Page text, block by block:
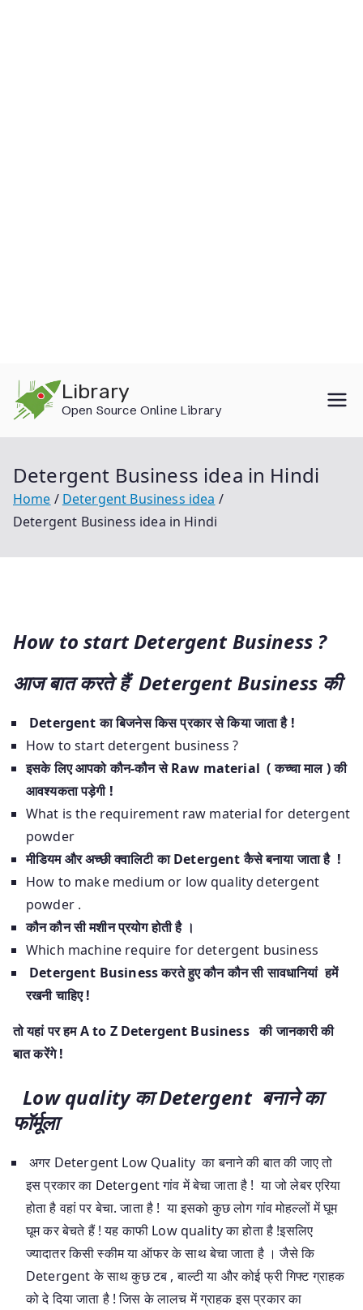
content
Library
Open Source Online Library
Detergent Business idea in Hindi
Home
Detergent Business idea
Detergent Business idea in Hindi
How to start Detergent Business ?
आज बात करते हैं Detergent Business की
Detergent का बिजनेस किस प्रकार से किया जाता है !
How to start detergent business ?
इसके लिए आपको कौन-कौन से Raw material (कच्चा माल ) की
आवश्यकता पड़ेगी !
What is the requirement raw material for detergent
powder
मीडियम और अच्छी क्वालिटी का Detergent कैसे बनाया जाता है !
How to make medium or low quality detergent
powder .
कौन कौन सी मशीन प्रयोग होती है ।
Which machine require for detergent business
Detergent Business करते हुए कौन कौन सी सावधानियां हमें
रखनी चाहिए !
तो यहां पर हम A to Z Detergent Business की जानकारी की
बात करेंगे !
Low quality का Detergent बनाने का
फॉर्मूला
अगर Detergent Low Quality का बनाने की बात की जाए तो
इस प्रकार का Detergent गांव में बेचा जाता है ! या जो लेबर एरिया
होता है वहां पर बेचा. जाता है ! या इसको कुछ लोग गांव मोहल्लों में घूम
घूम कर बेचते हैं ! यह काफी Low quality का होता है !इसलिए
ज्यादातर किसी स्कीम या ऑफर के साथ बेचा जाता है । जैसे कि
Detergent के साथ कुछ टब , बाल्टी या और कोई फ्री गिफ्ट ग्राहक
को दे दिया जाता है ! जिस के लालच में ग्राहक इस प्रकार का